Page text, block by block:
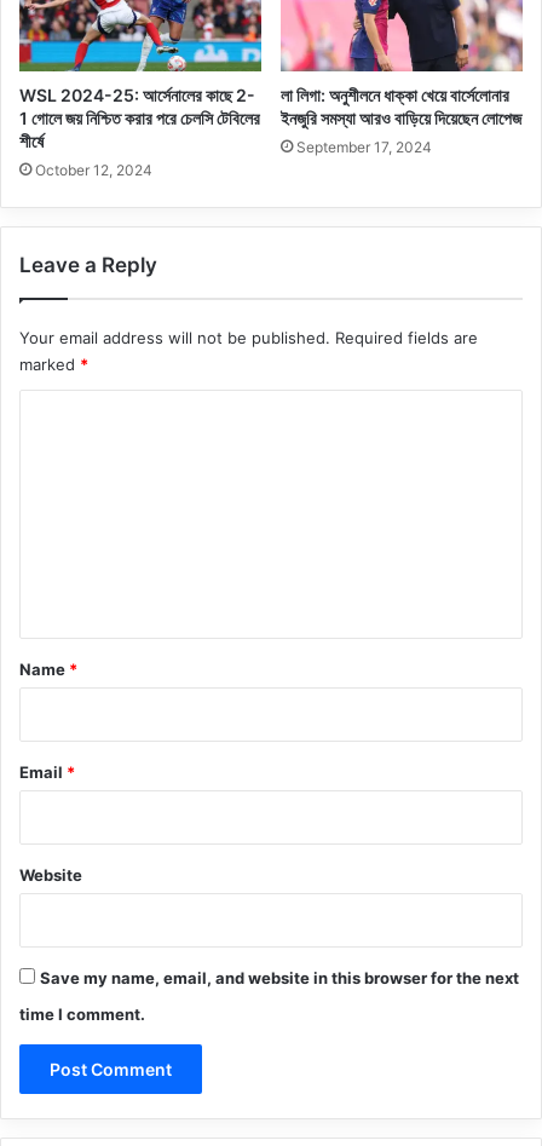
WSL 2024-25: আর্সেনালের কাছে 2-
1 গোলে জয় নিশ্চিত করার পরে চেলসি টেবিলের
শীর্ষে
October 12, 2024
লা লিগা: অনুশীলনে ধাক্কা খেয়ে বার্সেলোনার
ইনজুরি সমস্যা আরও বাড়িয়ে দিয়েছেন লোপেজ
September 17, 2024
Leave a Reply
Your email address will not be published. Required fields are
marked *
*
Name *
Email *
Website
Save my name, email, and website in this browser for the next
time I comment.